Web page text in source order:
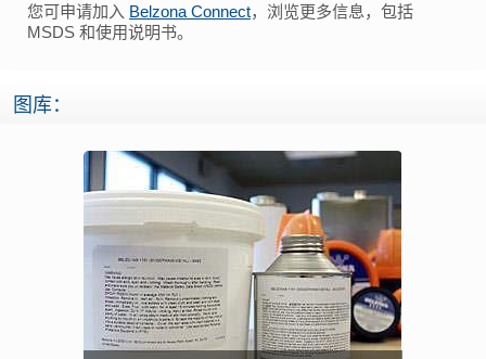
您可申请加入 Belzona Connect，浏览更多信息，包括
MSDS 和使用说明书。
图库：